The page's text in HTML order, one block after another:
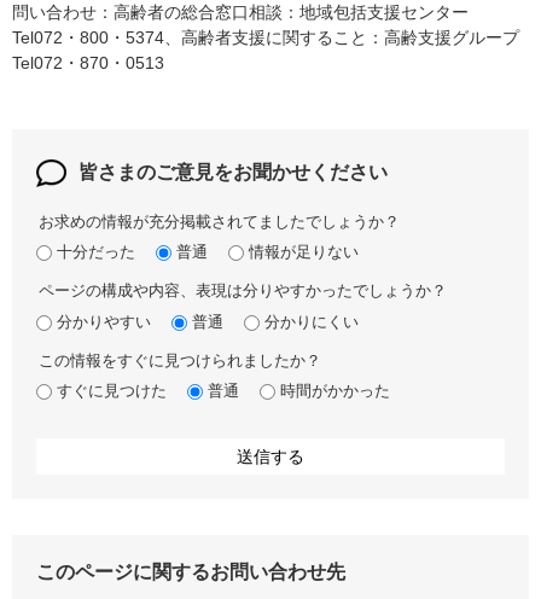
問い合わせ：高齢者の総合窓口相談：地域包括支援センター
Tel072・800・5374、高齢者支援に関すること：高齢支援グループ
Tel072・870・0513
皆さまのご意見をお聞かせください
お求めの情報が充分掲載されてましたでしょうか？
十分だった
普通 情報が足りない
ページの構成や内容、表現は分りやすかったでしょうか？
分かりやすい
普通 分かりにくい
この情報をすぐに見つけられましたか？
すぐに見つけた
普通 時間がかかった
このページに関するお問い合わせ先